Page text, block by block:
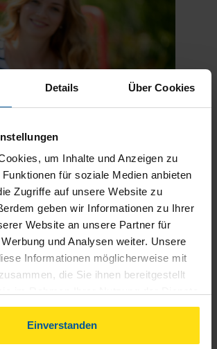
Details Über Cookies
um Inhalte und Anzeigen zu
für soziale Medien anbieten
Zugriffe auf unsere Website zu
geben wir Informationen zu Ihrer
Website an unsere Partner für
und Analysen weiter. Unsere
Informationen möglicherweise mit
die Sie ihnen bereitgestellt
Indem Sie auf Einverstanden klicken,
von Cookies, gemäß
Einverstanden
und Steuern